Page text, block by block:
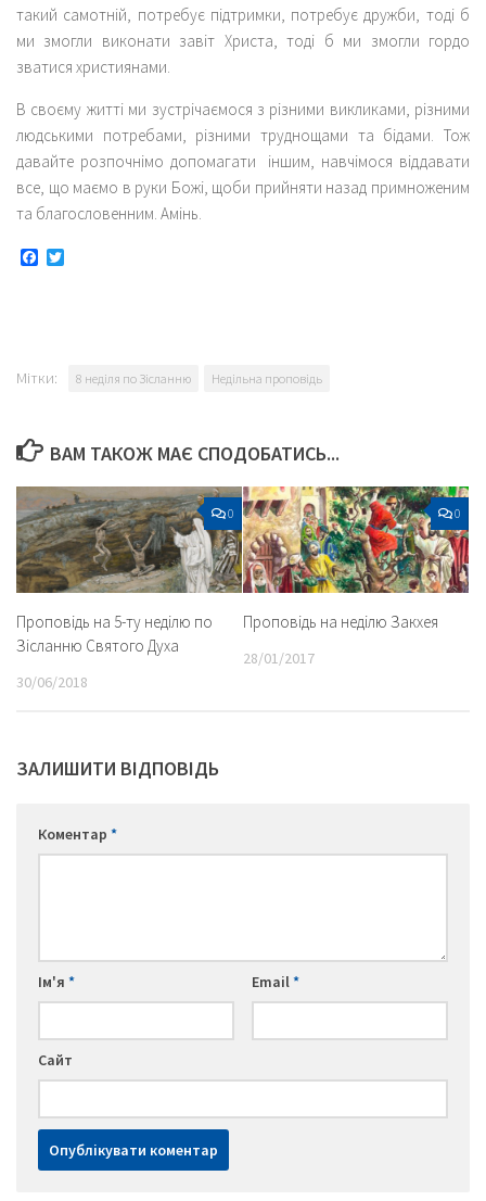
такий самотній, потребує підтримки, потребує дружби, тоді б
ми змогли виконати завіт Христа, тоді б ми змогли гордо
зватися християнами.
В своєму житті ми зустрічаємося з різними викликами, різними
людськими потребами, різними труднощами та бідами. Тож
давайте розпочнімо допомагати іншим, навчімося віддавати
все, що маємо в руки Божі, щоби прийняти назад примноженим
та благословенним. Амінь.
Facebook
Мітки: 8 неділя по Зісланню Недільна проповідь
ВАМ ТАКОЖ МАЄ СПОДОБАТИСЬ...
0
Проповідь на 5-ту неділю по
Зісланню Святого Духа
30/06/2018
0
Проповідь на неділю Закхея
28/01/2017
ЗАЛИШИТИ ВІДПОВІДЬ
Коментар *
Ім'я * Email*
Сайт